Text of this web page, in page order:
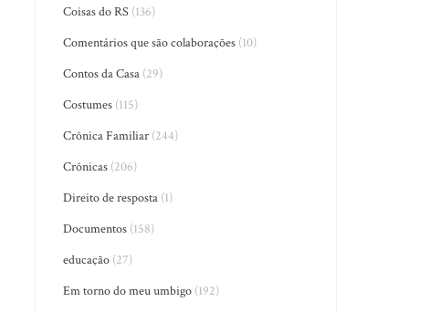
Coisas do RS (136)
Comentários que são colaborações (10)
Contos da Casa (29)
Costumes (115)
Crônica Familiar (244)
Crônicas (206)
Direito de resposta (1)
Documentos (158)
educação (27)
Em torno do meu umbigo (192)